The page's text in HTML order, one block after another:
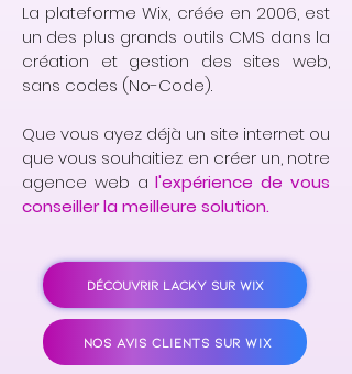
La plateforme Wix, créée en 2006, est
un des plus grands outils CMS dans la
création et gestion des sites web,
sans codes (No-Code).
Que vous ayez déjà un site internet ou
que vous souhaitiez en créer un, notre
agence web al'expérience de vous
conseiller la meilleure solution.
DÉCOUVRIR LACKY SUR WIX
NOS AVIS CLIENTS SUR WIX